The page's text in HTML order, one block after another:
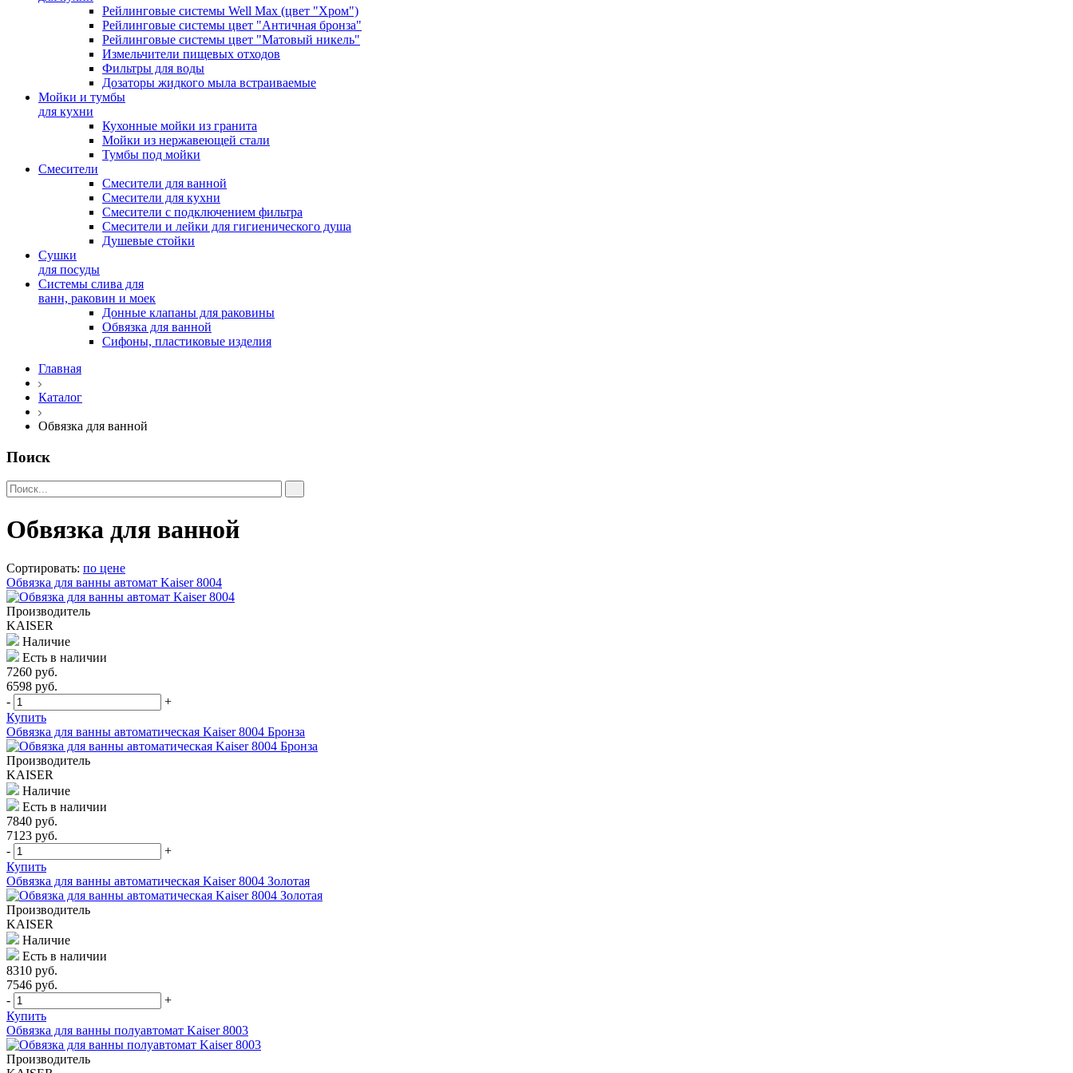
Рейлинговые системы Well Max (цвет "Хром")
Рейлинговые системы цвет "Античная бронза"
Рейлинговые системы цвет "Матовый никель"
Измельчители пищевых отходов
Фильтры для воды
Дозаторы жидкого мыла встраиваемые
Мойки и тумбы
для кухни
Кухонные мойки из гранита
Мойки из нержавеющей стали
Тумбы под мойки
Смесители
Смесители для ванной
Смесители для кухни
Смесители с подключением фильтра
Cмесители и лейки для гигиенического душа
Душевые стойки
Сушки
для посуды
Системы слива для
ванн, раковин и моек
Донные клапаны для раковины
Обвязка для ванной
Сифоны, пластиковые изделия
Главная
Каталог
Обвязка для ванной
Поиск
Обвязка для ванной
Сортировать: по цене
Обвязка для ванны автомат Kaiser 8004
Производитель
KAISER
Наличие
Есть в наличии
7260 руб.
6598 руб.
-
+
Купить
Обвязка для ванны автоматическая Kaiser 8004 Бронза
Производитель
KAISER
Наличие
Есть в наличии
7840 руб.
7123 руб.
-
+
Купить
Обвязка для ванны автоматическая Kaiser 8004 Золотая
Производитель
KAISER
Наличие
Есть в наличии
8310 руб.
7546 руб.
-
+
Купить
Обвязка для ванны полуавтомат Kaiser 8003
Производитель